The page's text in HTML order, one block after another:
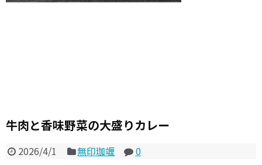
牛肉と香味野菜の大盛りカレー
2026/4/1 無印珈竰
0